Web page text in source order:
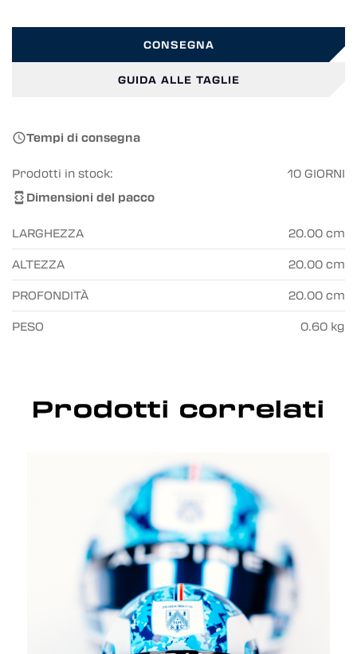
CONSEGNA
GUIDA ALLE TAGLIE
Tempi di consegna
Prodotti in stock: 10 GIORNI
 Dimensioni del pacco
LARGHEZZA 20.00 cm
ALTEZZA 20.00 cm
PROFONDITÀ 20.00 cm
PESO 0.60 kg
Prodotti correlati